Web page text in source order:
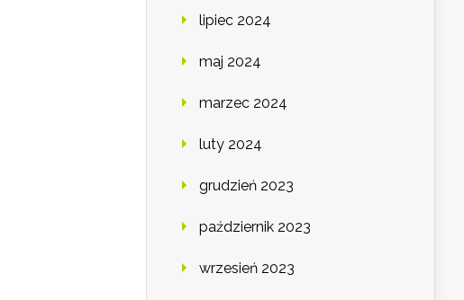
lipiec 2024
maj 2024
marzec 2024
luty 2024
grudzień 2023
październik 2023
wrzesień 2023